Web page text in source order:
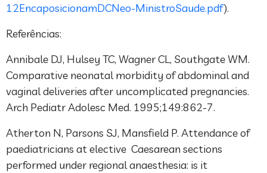
12EncaposicionamDCNeo-MinistroSaude.pdf).
Referências:
Annibale DJ, Hulsey TC, Wagner CL, Southgate WM.
Comparative neonatal morbidity of abdominal and
vaginal deliveries after uncomplicated pregnancies.
Arch Pediatr Adolesc Med. 1995;149:862-7.
Atherton N, Parsons SJ, Mansfield P. Attendance of
paediatricians at elective Caesarean sections
performed under regional anaesthesia: is it